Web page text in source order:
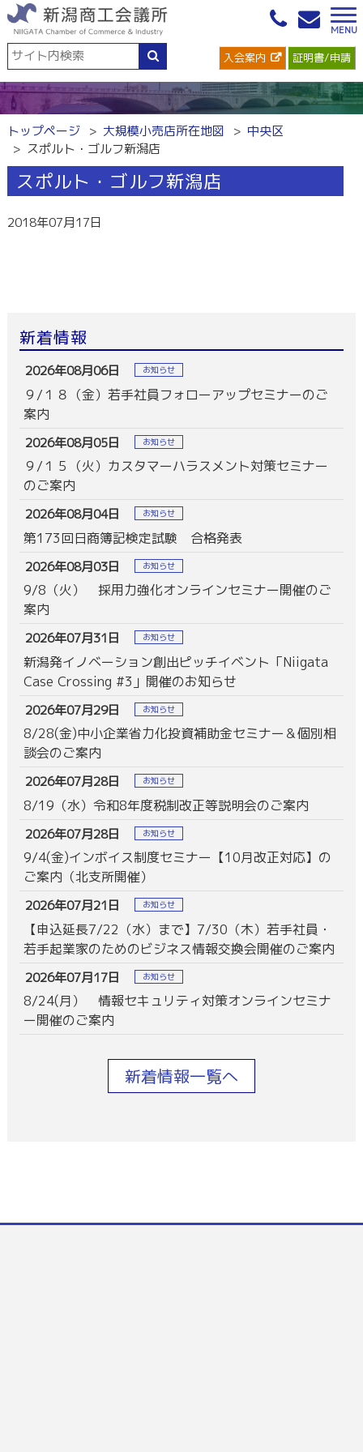
入会案内 証明書/申請
トップページ 大規模小売店所在地図
中央区
スポルト・ゴルフ新潟店
スポルト・ゴルフ新潟店
2018年07月17日
新着情報
2026年08月06日 お知らせ
９/１８（金）若手社員フォローアップセミナーのご
案内
2026年08月05日 お知らせ
９/１５（火）カスタマーハラスメント対策セミナー
のご案内
2026年08月04日 お知らせ
第173回日商簿記検定試験 合格発表
2026年08月03日 お知らせ
9/8（火） 採用力強化オンラインセミナー開催のご
案内
2026年07月31日 お知らせ
新潟発イノベーション創出ピッチイベント「Niigata
Case Crossing #3」開催のお知らせ
2026年07月29日 お知らせ
8/28(金)中小企業省力化投資補助金セミナー＆個別相
談会のご案内
2026年07月28日 お知らせ
8/19（水）令和8年度税制改正等説明会のご案内
2026年07月28日 お知らせ
9/4(金)インボイス制度セミナー【10月改正対応】の
ご案内（北支所開催）
2026年07月21日 お知らせ
【申込延長7/22（水）まで】7/30（木）若手社員・
若手起業家のためのビジネス情報交換会開催のご案内
2026年07月17日 お知らせ
8/24(月） 情報セキュリティ対策オンラインセミナ
ー開催のご案内
新着情報一覧へ